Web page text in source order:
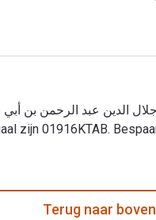
Terug naar boven